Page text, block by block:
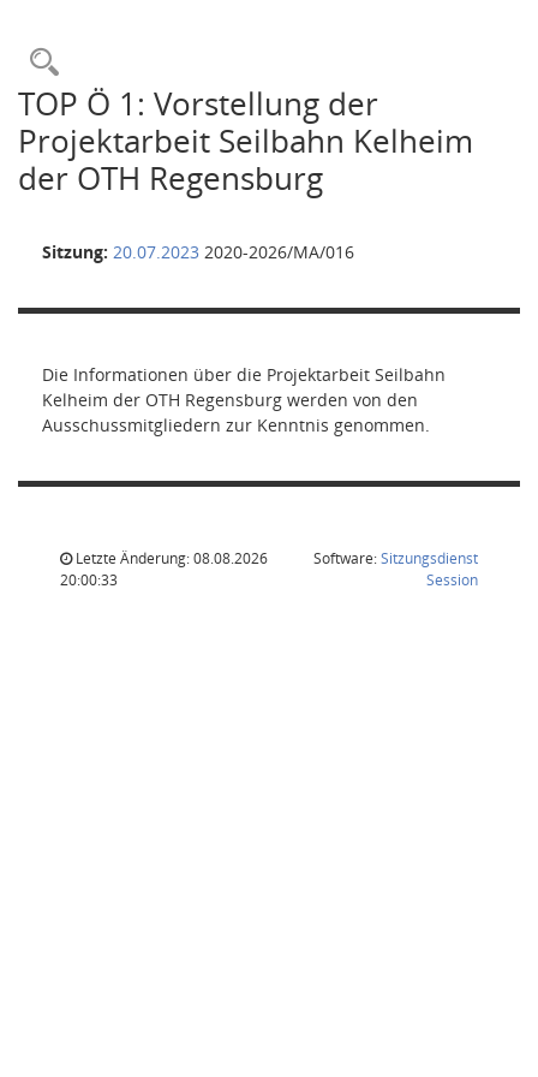
Rechercheauswahl
TOP Ö 1: Vorstellung der
Projektarbeit Seilbahn Kelheim
der OTH Regensburg
Sitzung: 20.07.2023 2020-2026/MA/016
Die Informationen über die Projektarbeit Seilbahn
Kelheim der OTH Regensburg werden von den
Ausschussmitgliedern zur Kenntnis genommen.
Letzte Änderung: 08.08.2026
20:00:33
Software:Sitzungsdienst
Session(Wird in